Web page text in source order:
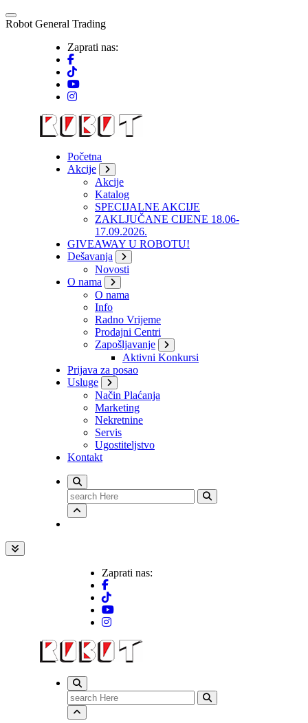
Skip
to
Robot General Trading
Zaprati nas:
Početna
Akcije
Akcije
Katalog
SPECIJALNE AKCIJE
ZAKLJUČANE CIJENE 18.06-
17.09.2026.
GIVEAWAY U ROBOTU!
Dešavanja
Novosti
O nama
O nama
Info
Radno Vrijeme
Prodajni Centri
Zapošljavanje
Aktivni Konkursi
Prijava za posao
Usluge
Način Plaćanja
Marketing
Nekretnine
Servis
Ugostiteljstvo
Kontakt
Search
for:
Zaprati nas:
Search
for: